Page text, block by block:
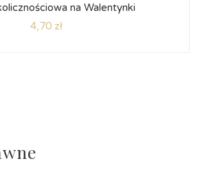
na Walentynki
4,70 zł